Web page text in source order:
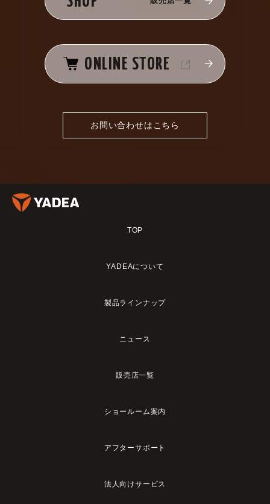
ONLINE STORE
お問い合わせはこちら
TOP
YADEAについて
製品ラインナップ
ニュース
販売店一覧
ショールーム案内
アフターサポート
法人向けサービス